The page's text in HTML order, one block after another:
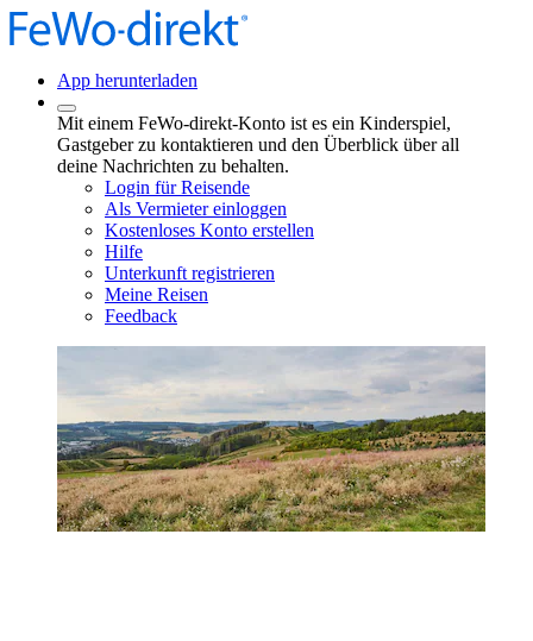
App herunterladen
Mit einem FeWo-direkt-Konto ist es ein Kinderspiel,
Gastgeber zu kontaktieren und den Überblick über all
deine Nachrichten zu behalten.
Login für Reisende
Als Vermieter einloggen
Kostenloses Konto erstellen
Hilfe
Unterkunft registrieren
Meine Reisen
Feedback